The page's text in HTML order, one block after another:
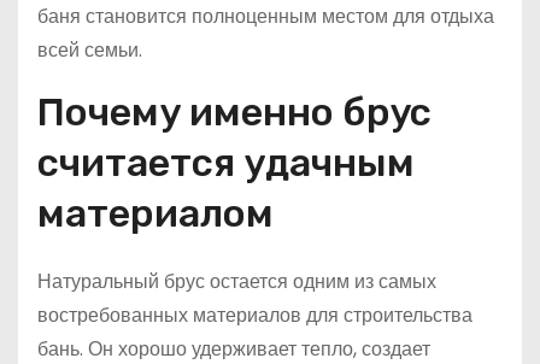
баня становится полноценным местом для отдыха
всей семьи.
Почему именно брус
считается удачным
материалом
Натуральный брус остается одним из самых
востребованных материалов для строительства
бань. Он хорошо удерживает тепло, создает